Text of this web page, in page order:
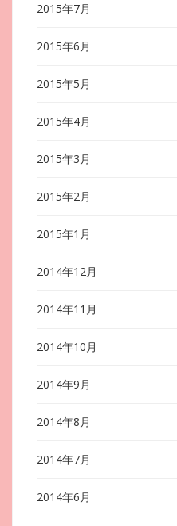
2015年7月
2015年6月
2015年5月
2015年4月
2015年3月
2015年2月
2015年1月
2014年12月
2014年11月
2014年10月
2014年9月
2014年8月
2014年7月
2014年6月